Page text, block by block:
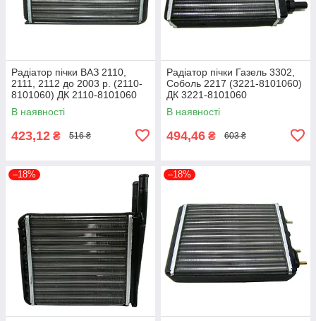
Радіатор пічки ВАЗ 2110,
2111, 2112 до 2003 р. (2110-
8101060) ДК 2110-8101060
В наявності
423,12 ₴ 516 ₴
Радіатор пічки Газель 3302,
Соболь 2217 (3221-8101060)
ДК 3221-8101060
В наявності
494,46 ₴ 603 ₴
–18% –18%